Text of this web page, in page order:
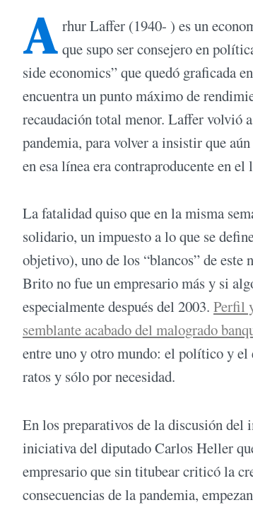
A rhur Laffer (1940- ) es un
que supo ser consejero en
side economics” que quedó graficada
encuentra un punto máximo de
recaudación total menor. Laffer volvió
pandemia, para volver a insistir que
en esa línea era contraproducente en
La fatalidad quiso que en la misma
solidario, un impuesto a lo que se
objetivo), uno de los “blancos” de este
Brito no fue un empresario más y si
especialmente después del 2003. Perfil
semblante acabado del malogrado
entre uno y otro mundo: el político y el
ratos y sólo por necesidad.
En los preparativos de la discusión del
iniciativa del diputado Carlos Heller
empresario que sin titubear criticó la
consecuencias de la pandemia,